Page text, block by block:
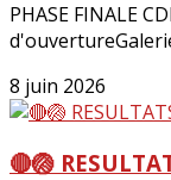
PHASE FINALE
8 juin 2026
🔴🏐